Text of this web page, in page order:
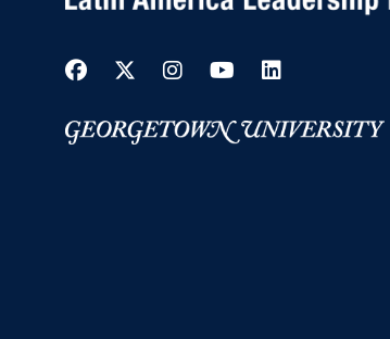
Facebook
Twitter
Instagram
YouTube
LinkedIn